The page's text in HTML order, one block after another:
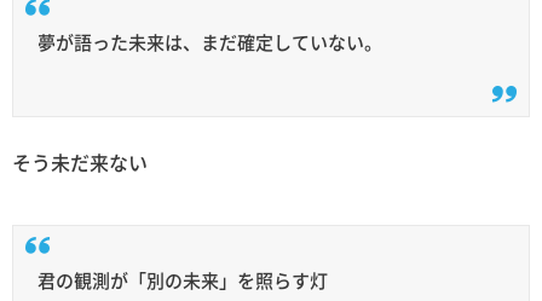
夢が語った未来は、まだ確定していない。
そう未だ来ない
君の観測が「別の未来」を照らす灯